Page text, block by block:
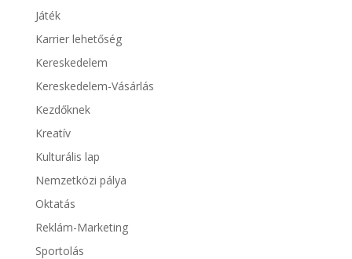
Játék
Karrier lehetőség
Kereskedelem
Kereskedelem-Vásárlás
Kezdőknek
Kreatív
Kulturális lap
Nemzetközi pálya
Oktatás
Reklám-Marketing
Sportolás